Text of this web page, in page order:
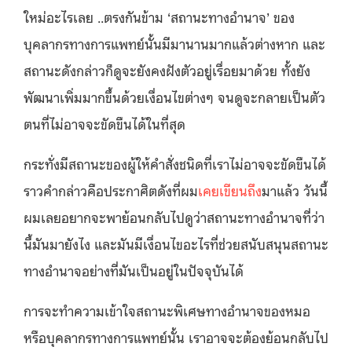
ใหม่อะไรเลย ..ตรงกันข้าม ‘สถานะทางอำนาจ’ ของ
บุคลากรทางการแพทย์นั้นมีมานานมากแล้วต่างหาก และ
สถานะดังกล่าวก็ดูจะยังคงฝังตัวอยู่เรื่อยมาด้วย ทั้งยัง
พัฒนาเพิ่มมากขึ้นด้วยเงื่อนไขต่างๆ จนดูจะกลายเป็นตัว
ตนที่ไม่อาจจะขัดขืนได้ในที่สุด
กระทั่งมีสถานะของผู้ให้คำสั่งชนิดที่เราไม่อาจจะขัดขืนได้
ราวคำกล่าวคือประกาศิตดังที่ผมเคยเขียนถึงมาแล้ว วันนี้
ผมเลยอยากจะพาย้อนกลับไปดูว่าสถานะทางอำนาจที่ว่า
นี้มันมายังไง และมันมีเงื่อนไขอะไรที่ช่วยสนับสนุนสถานะ
ทางอำนาจอย่างที่มันเป็นอยู่ในปัจจุบันได้
การจะทำความเข้าใจสถานะพิเศษทางอำนาจของหมอ
หรือบุคลากรทางการแพทย์นั้น เราอาจจะต้องย้อนกลับไป